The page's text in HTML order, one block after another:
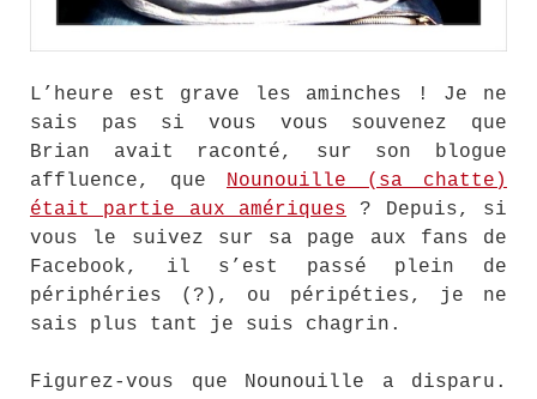
L’heure est grave les aminches ! Je ne
sais pas si vous vous souvenez que
Brian avait raconté, sur son blogue
affluence, que Nounouille (sa chatte)
était partie aux amériques ? Depuis, si
vous le suivez sur sa page aux fans de
Facebook, il s’est passé plein de
périphéries (?), ou péripéties, je ne
sais plus tant je suis chagrin.
Figurez-vous que Nounouille a disparu.